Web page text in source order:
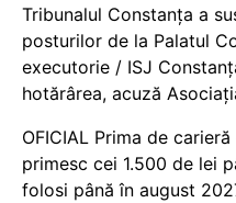
Tribunalul Constanța a
posturilor de la Palatul
executorie / ISJ
hotărârea, acuză
OFICIAL Prima de
primesc cei 1.500 de lei
folosi până în august